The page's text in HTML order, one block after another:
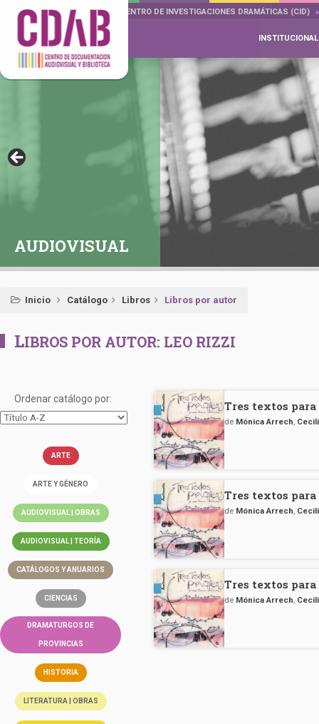
DOCUMENTA DRAMÁTICAS CENTRO DE INVESTIGACIONES DRAMÁTICAS (CID)
INSTITUCIONAL
AUDIOVISUAL
Inicio Catálogo Libros Libros por autor
LIBROS POR AUTOR: LEO RIZZI
Ordenar catálogo por:
ARTE
ARTE Y GÉNERO
AUDIOVISUAL | OBRAS
AUDIOVISUAL | TEORÍA
CATÁLOGOS Y ANUARIOS
CIENCIAS
DRAMATURGOS DE
PROVINCIAS
HISTORIA
LITERATURA | OBRAS
Tres textos
de Mónica Arrech,
Tres textos
de Mónica Arrech,
Tres textos
de Mónica Arrech,